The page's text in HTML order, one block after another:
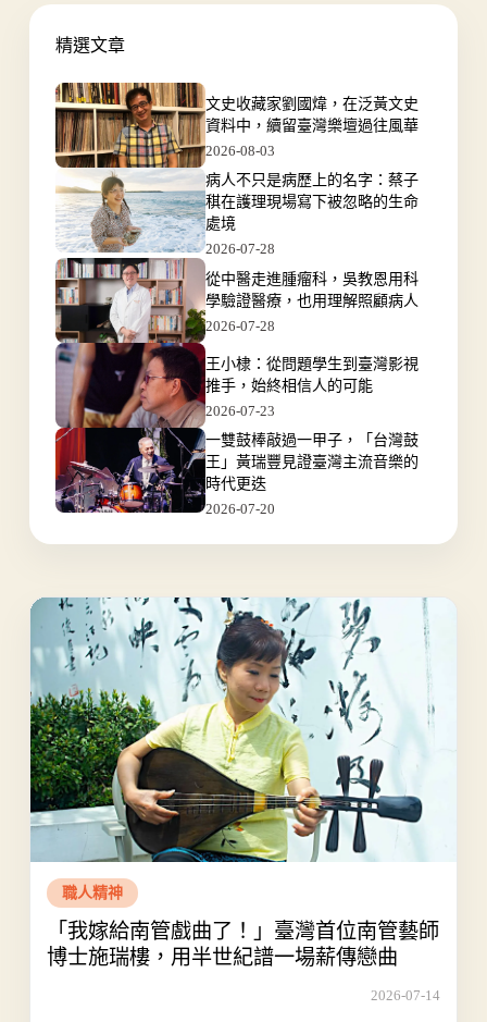
精選文章
文史收藏家劉國煒，在泛黃文史
資料中，續留臺灣樂壇過往風華
2026-08-03
病人不只是病歷上的名字：蔡子
稘在護理現場寫下被忽略的生命
處境
2026-07-28
從中醫走進腫瘤科，吳教恩用科
學驗證醫療，也用理解照顧病人
2026-07-28
王小棣：從問題學生到臺灣影視
推手，始終相信人的可能
2026-07-23
一雙鼓棒敲過一甲子，「台灣鼓
王」黃瑞豐見證臺灣主流音樂的
時代更迭
2026-07-20
職人精神
「我嫁給南管戲曲了！」臺灣首位南管藝師
博士施瑞樓，用半世紀譜一場薪傳戀曲
2026-07-14